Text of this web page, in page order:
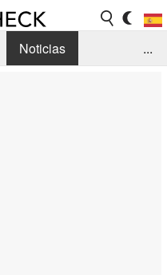
Noticias
...